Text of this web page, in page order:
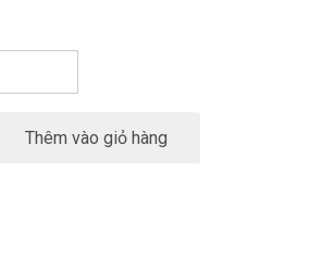
Thêm vào giỏ hàng